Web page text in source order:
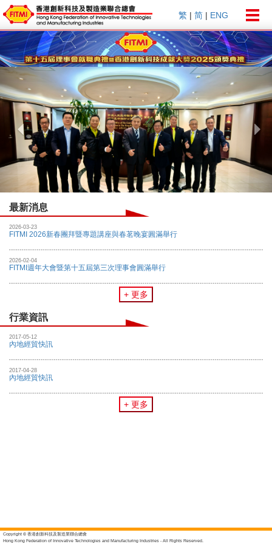
繁 | 简 | ENG
Previous
最新消息
2026-03-23
FITMI 2026新春團拜暨專題講座與春茗晚宴圓滿舉行
2026-02-04
FITMI週年大會暨第十五屆第三次理事會圓滿舉行
+ 更多
行業資訊
2017-05-12
內地經貿快訊
2017-04-28
內地經貿快訊
+ 更多
Copyright © 香港創新科技及製造業聯合總會
Hong Kong Federation of Innovative Technologies and Manufacturing Industries - All Rights Reserved.